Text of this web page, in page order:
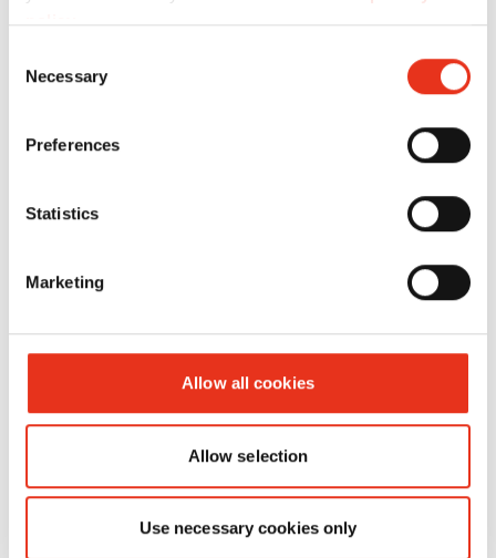
policy.
Selection
Necessary
Preferences
Statistics
Marketing
Allow all cookies
Allow selection
Use necessary cookies only
Powerline
3,9 x 40
Verbruiksmateriaal